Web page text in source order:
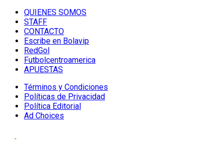
QUIENES SOMOS
STAFF
CONTACTO
Escribe en Bolavip
RedGol
Futbolcentroamerica
APUESTAS
Términos y Condiciones
Políticas de Privacidad
Política Editorial
Ad Choices